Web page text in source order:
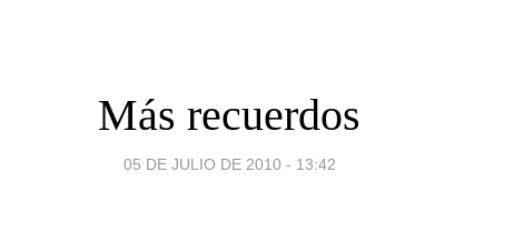
Más recuerdos
05 DE JULIO DE 2010 - 13:42